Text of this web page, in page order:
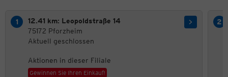
12.41 km: Leopoldstraße 14
75172 Pforzheim
Aktuell geschlossen
Aktionen in dieser Filiale
Gewinnen Sie Ihren Einkauf!